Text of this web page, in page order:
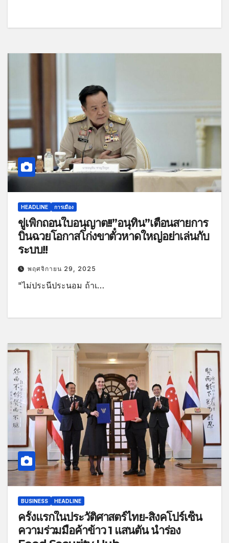
HEADLINE การเมือง
ขู่เพิกถอนใบอนุญาต!!”อนุทิน”เตือนสายการ
บินฉวยโอกาสโก่งขาตั๋วหาดใหญ่อย่าเล่นกับ
ระบบ!!
พฤศจิกายน 29, 2025
"ไม่ประนีประนอม ถ้าเ…
BUSINESS HEADLINE
ครั้งแรกในประวัติศาสตร์ไทย-สิงคโปร์เซ็น
ความร่วมมือค้าข้าว 1 แสนตัน นำร่อง